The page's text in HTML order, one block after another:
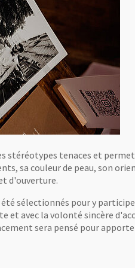
stéréotypes tenaces et
sa couleur de peau, son
d'ouverture.
sélectionnés pour y
et avec la volonté sincère
sera pensé pour
fenêtre